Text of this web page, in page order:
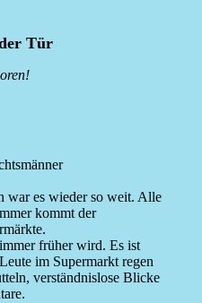
Tür
war es wieder so weit. Alle
kommt der
früher wird. Es ist
im Supermarkt regen
verständnislose Blicke